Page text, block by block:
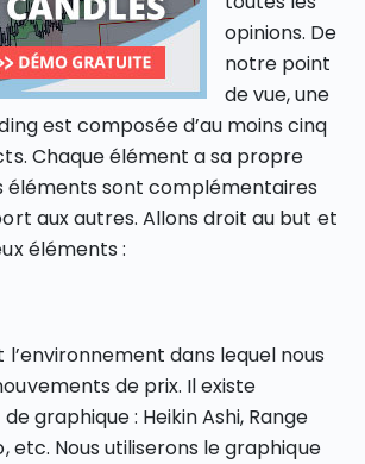
opinions. De
notre point
de vue, une
est composée d’au moins cinq
Chaque élément a sa propre
éléments sont complémentaires
aux autres. Allons droit au but et
éléments :
l’environnement dans lequel nous
de prix. Il existe
graphique : Heikin Ashi, Range
etc. Nous utiliserons le graphique